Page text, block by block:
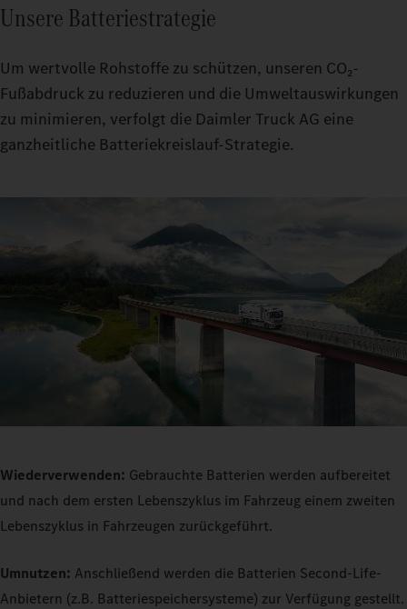
Unsere Batteriestrategie
Um wertvolle Rohstoffe zu schützen, unseren CO₂-
Fußabdruck zu reduzieren und die Umweltauswirkungen
zu minimieren, verfolgt die Daimler Truck AG eine
ganzheitliche Batteriekreislauf-Strategie.
Wiederverwenden: Gebrauchte Batterien werden aufbereitet
und nach dem ersten Lebenszyklus im Fahrzeug einem zweiten
Lebenszyklus in Fahrzeugen zurückgeführt.
Umnutzen: Anschließend werden die Batterien Second-Life-
Anbietern (z.B. Batteriespeichersysteme) zur Verfügung gestellt.